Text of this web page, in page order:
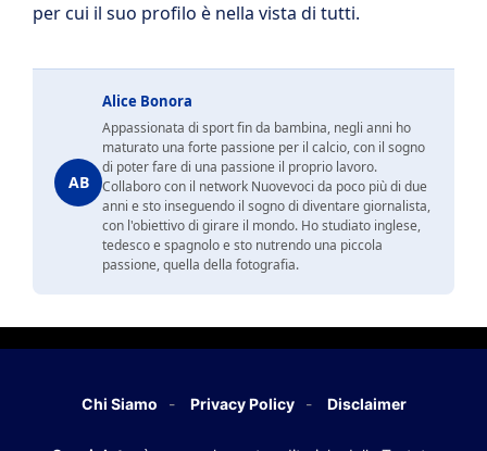
per cui il suo profilo è nella vista di tutti.
AB
Alice Bonora
Appassionata di sport fin da bambina, negli anni ho
maturato una forte passione per il calcio, con il sogno
di poter fare di una passione il proprio lavoro.
Collaboro con il network Nuovevoci da poco più di due
anni e sto inseguendo il sogno di diventare giornalista,
con l'obiettivo di girare il mondo. Ho studiato inglese,
tedesco e spagnolo e sto nutrendo una piccola
passione, quella della fotografia.
Chi Siamo Privacy Policy Disclaimer